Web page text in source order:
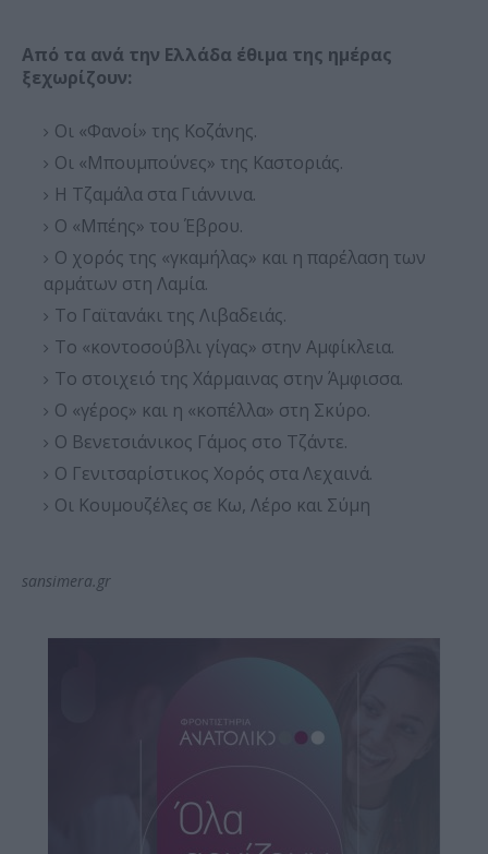
Από τα ανά την Ελλάδα έθιμα της ημέρας
ξεχωρίζουν:
Οι «Φανοί» της Κοζάνης.
Οι «Μπουμπούνες» της Καστοριάς.
Η Τζαμάλα στα Γιάννινα.
​Ο «Μπέης» του Έβρου.
Ο χορός της «γκαμήλας» και η παρέλαση των
αρμάτων στη Λαμία.
Το Γαϊτανάκι της Λιβαδειάς.
Το «κοντοσούβλι γίγας» στην Αμφίκλεια.
Το στοιχειό της Χάρμαινας στην Άμφισσα.
Ο «γέρος» και η «κοπέλλα» στη Σκύρο.
Ο Βενετσιάνικος Γάμος στο Τζάντε.
​Ο Γενιτσαρίστικος Χορός στα Λεχαινά.
Οι Κουμουζέλες σε Κω, Λέρο και Σύμη
sansimera.gr